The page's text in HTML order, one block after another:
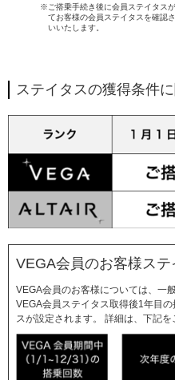
※ご搭乗手続き後に会員ステイタス
てお客様の会員ステイタスを確認
いいたします。
ステイタスの獲得条件
VEGA会員のお客様ステ
VEGA会員のお客様については、一
VEGA会員ステイタス取得後1年目
スが設定されます。
詳細は、下記を